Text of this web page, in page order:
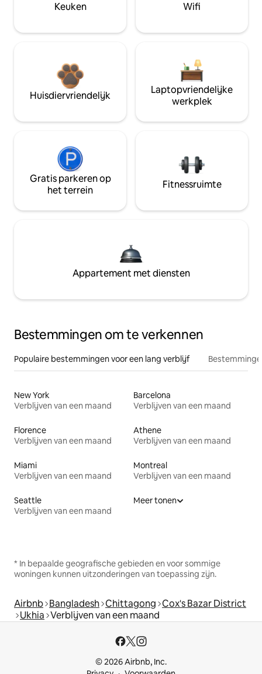
Keuken Wifi
Huisdiervriendelijk
Laptopvriendelijke
werkplek
Gratis parkeren op
het terrein
Fitnessruimte
Appartement met diensten
Bestemmingen om te verkennen
Populaire bestemmingen voor een lang verblijf
New York
Verblijven van een maand
Barcelona
Verblijven van een maand
Florence
Verblijven van een maand
Athene
Verblijven van een maand
Miami
Verblijven van een maand
Montreal
Verblijven van een maand
Seattle
Verblijven van een maand
Meer tonen
* In bepaalde geografische gebieden en voor sommige
woningen kunnen uitzonderingen van toepassing zijn.
Airbnb Bangladesh Chittagong Cox's Bazar District
Ukhia Verblijven van een maand
© 2026 Airbnb, Inc.